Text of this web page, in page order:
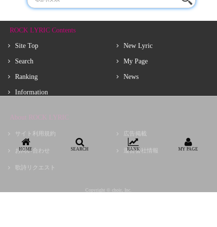
ROCK LYRIC Contents
Site Top
Search
Ranking
Information
New Lyric
My Page
News
About ROCK LYRIC
サイト利用規約
お問い合わせ
歌詩リクエスト
広告掲載
運営会社情報
Copyright © choir, Inc.
HOME SEARCH RANK MY PAGE